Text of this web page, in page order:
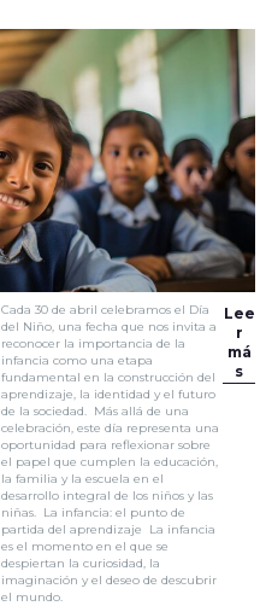
Cada 30 de abril celebramos el Día
del Niño, una fecha que nos invita a
reconocer la importancia de la
infancia como una etapa
fundamental en la construcción del
aprendizaje, la identidad y el futuro
de la sociedad. Más allá de una
celebración, este día representa una
oportunidad para reflexionar sobre
el papel que cumplen la educación,
la familia y la escuela en el
desarrollo integral de los niños y las
niñas. La infancia: el punto de
partida del aprendizaje La infancia
es el momento en el que se
despiertan la curiosidad, la
imaginación y el deseo de descubrir
el mundo.
Lee
r
má
s